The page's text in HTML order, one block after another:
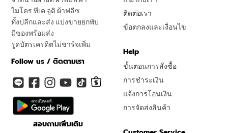
ไมโคร ทีเค จูติ ผ้าฟลีซ
ทั้งปลีกและส่ง แบ่งขายยกพับ
มีของพร้อมส่ง
รูดบัตรเครดิตไม่ชาร์จเพิ่ม
Follow us / ติดตามเรา
สอบถามเพิ่มเติม
ติดต่อเรา
ข้อตกลงและเงื่อนไข
Help
ขั้นตอนการสั่งซื้อ
การชำระเงิน
แจ้งการโอนเงิน
การจัดส่งสินค้า